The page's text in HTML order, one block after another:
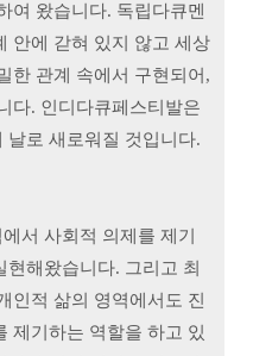
여 왔습니다. 독립다큐멘
안에 갇혀 있지 않고 세상
한 관계 속에서 구현되어,
다. 인디다큐페스티발은
날로 새로워질 것입니다.
서 사회적 의제를 제기
해왔습니다. 그리고 최
인적 삶의 영역에서도 진
제기하는 역할을 하고 있